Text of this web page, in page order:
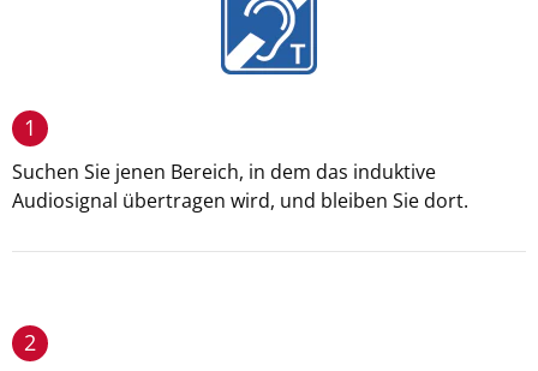
1
Suchen Sie jenen Bereich, in dem das induktive
Audiosignal übertragen wird, und bleiben Sie dort.
2